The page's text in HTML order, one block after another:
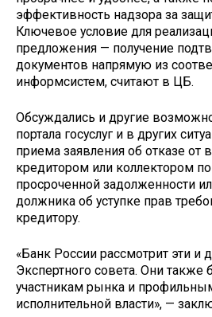
эффективность надзора за
Ключевое условие для
предложения — получение
документов напрямую из
информсистем, считают в ЦБ.
Обсуждались и другие
портала госуслуг и в других
приема заявления об отказе от
кредитором или коллектором
просроченной задолженности
должника об уступке прав
кредитору.
«Банк России рассмотрит эти и
Экспертного совета. Они также
участникам рынка и
исполнительной власти», —